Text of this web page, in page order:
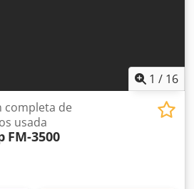
1 / 16
completa de
usada
FM-3500